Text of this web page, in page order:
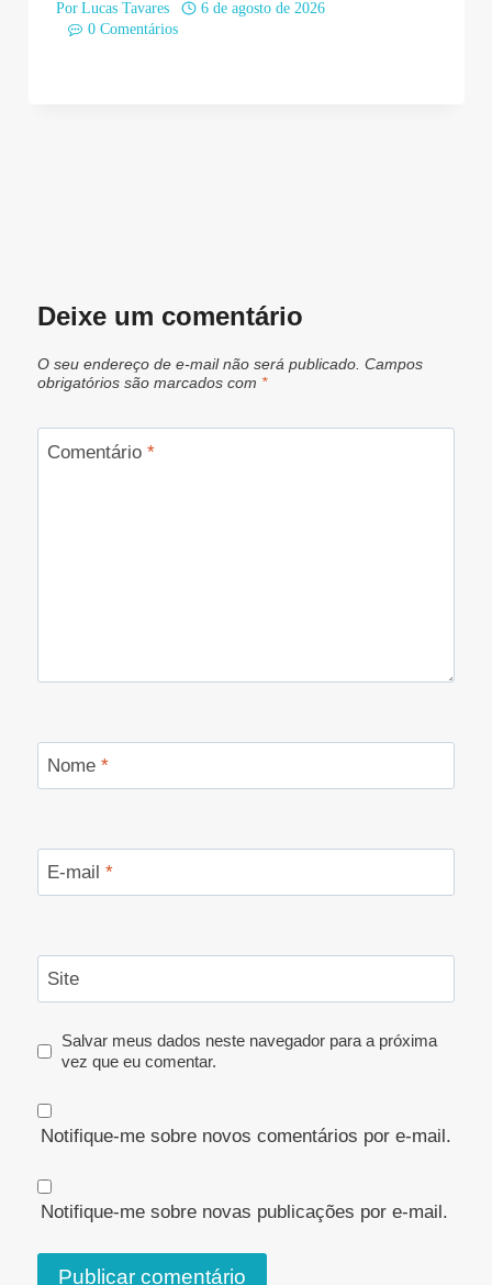
Por Lucas Tavares
6 de agosto de 2026
0 Comentários
Deixe um comentário
O seu endereço de e-mail não será publicado. Campos
obrigatórios são marcados com *
Comentário *
Nome *
E-mail *
Site
Salvar meus dados neste navegador para a próxima
vez que eu comentar.
Notifique-me sobre novos comentários por e-mail.
Notifique-me sobre novas publicações por e-mail.